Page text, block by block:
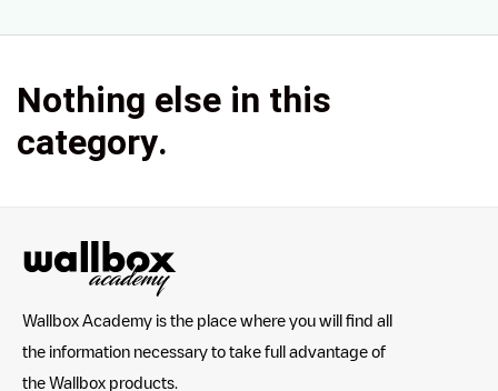
Nothing else in this
category.
Wallbox Academy is the place where you will find all
the information necessary to take full advantage of
the Wallbox products.